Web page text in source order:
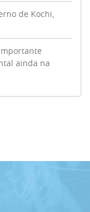
de Kochi,
ainda na